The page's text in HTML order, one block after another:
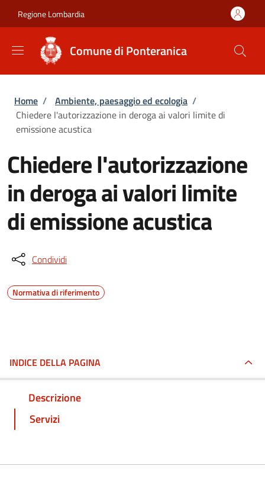
Regione Lombardia
Comune di Ponteranica
Briciole di pane
Home / Ambiente, paesaggio ed ecologia /
Chiedere l'autorizzazione in deroga ai valori limite di
emissione acustica
Chiedere l'autorizzazione
in deroga ai valori limite
di emissione acustica
Condividi
Normativa di riferimento
INDICE DELLA PAGINA
Descrizione
Servizi